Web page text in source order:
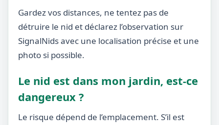
Gardez vos distances, ne tentez pas de
détruire le nid et déclarez l’observation sur
SignalNids avec une localisation précise et une
photo si possible.
Le nid est dans mon jardin, est-ce
dangereux ?
Le risque dépend de l’emplacement. S’il est